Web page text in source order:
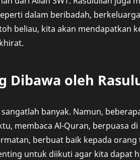
dalam beribadah,
beliau, kita akan mendapatkan
Dibawa oleh
banyak. Namun,
membaca Al-Quran, berpuasa
berbuat baik kepada orang
untuk diikuti agar kita dapat